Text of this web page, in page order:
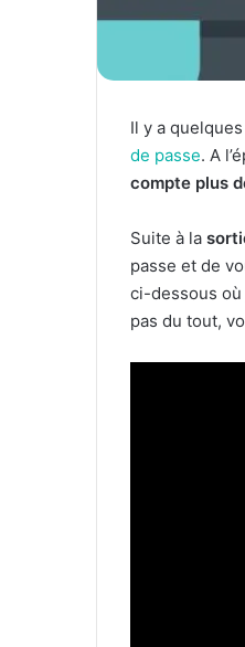
Il y a
de passe. A
compte plus
Suite à la
passe et de
ci-dessous
pas du tout,